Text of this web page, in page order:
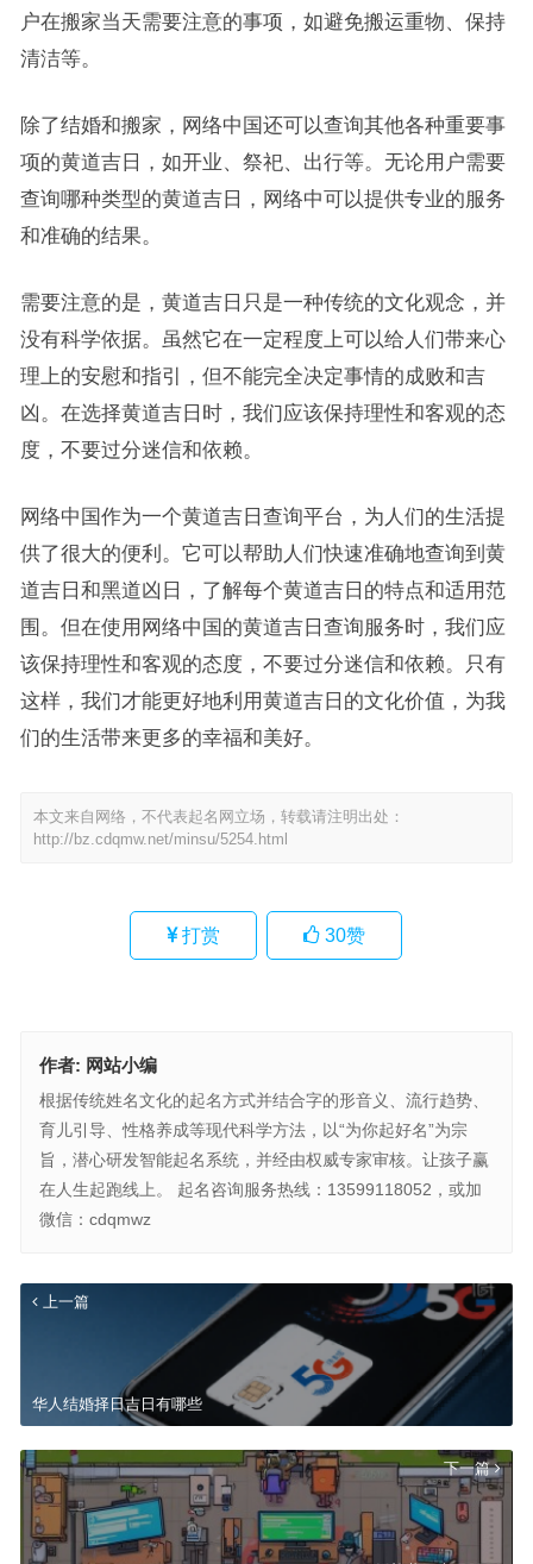
户在搬家当天需要注意的事项，如避免搬运重物、保持
清洁等。
除了结婚和搬家，网络中国还可以查询其他各种重要事
项的黄道吉日，如开业、祭祀、出行等。无论用户需要
查询哪种类型的黄道吉日，网络中可以提供专业的服务
和准确的结果。
需要注意的是，黄道吉日只是一种传统的文化观念，并
没有科学依据。虽然它在一定程度上可以给人们带来心
理上的安慰和指引，但不能完全决定事情的成败和吉
凶。在选择黄道吉日时，我们应该保持理性和客观的态
度，不要过分迷信和依赖。
网络中国作为一个黄道吉日查询平台，为人们的生活提
供了很大的便利。它可以帮助人们快速准确地查询到黄
道吉日和黑道凶日，了解每个黄道吉日的特点和适用范
围。但在使用网络中国的黄道吉日查询服务时，我们应
该保持理性和客观的态度，不要过分迷信和依赖。只有
这样，我们才能更好地利用黄道吉日的文化价值，为我
们的生活带来更多的幸福和美好。
本文来自网络，不代表起名网立场，转载请注明出处：
http://bz.cdqmw.net/minsu/5254.html
打赏 30赞
作者: 网站小编
根据传统姓名文化的起名方式并结合字的形音义、流行趋势、
育儿引导、性格养成等现代科学方法，以“为你起好名”为宗
旨，潜心研发智能起名系统，并经由权威专家审核。让孩子赢
在人生起跑线上。 起名咨询服务热线：13599118052，或加
微信：cdqmwz
上一篇
华人结婚择日吉日有哪些
下一篇